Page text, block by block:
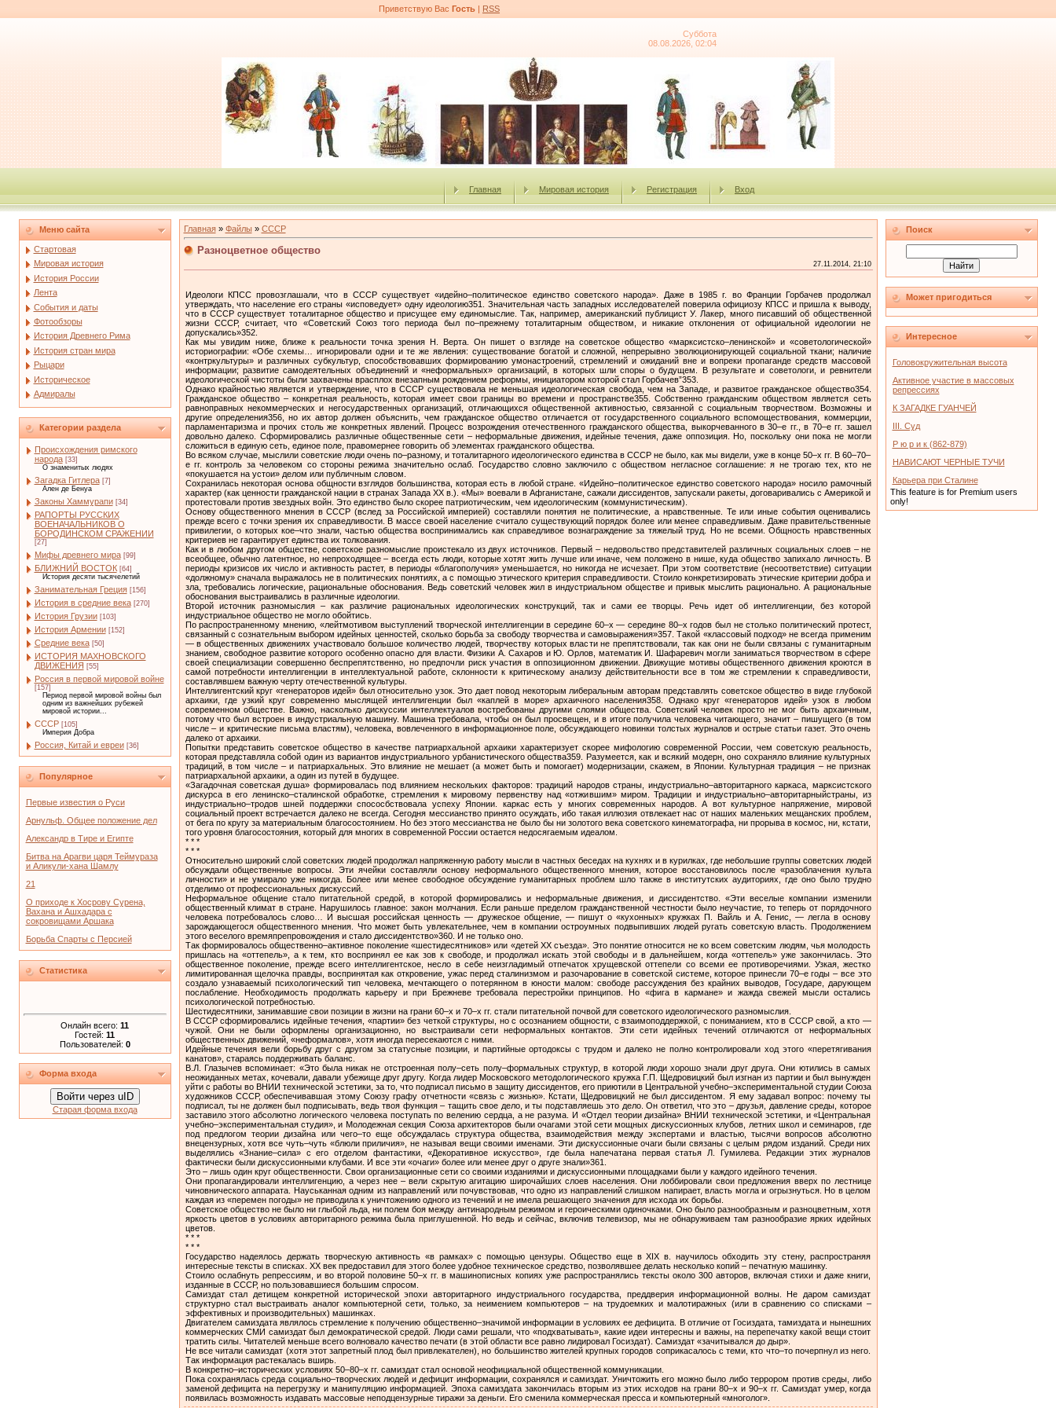
Приветствую Вас Гость | RSS
Суббота
08.08.2026, 02:04
Главная Мировая история Регистрация Вход
Меню сайта
Стартовая
Мировая история
История России
Лента
События и даты
Фотообзоры
История Древнего Рима
История стран мира
Рыцари
Историческое
Адмиралы
Категории раздела
Происхождения римского
народа [33]
О знаменитых людях
Загадка Гитлера [7]
Ален де Бенуа
Законы Хаммурапи [34]
РАПОРТЫ РУССКИХ
ВОЕНАЧАЛЬНИКОВ О
БОРОДИНСКОМ СРАЖЕНИИ
[27]
Мифы древнего мира [99]
БЛИЖНИЙ ВОСТОК [64]
История десяти тысячелетий
Занимательная Греция [156]
История в средние века [270]
История Грузии [103]
История Армении [152]
Средние века [50]
ИСТОРИЯ МАХНОВСКОГО
ДВИЖЕНИЯ [55]
Россия в первой мировой войне
[157]
Период первой мировой войны был
одним из важнейших рубежей
мировой истории...
СССР [105]
Империя Добра
Россия, Китай и евреи [36]
Популярное
Первые известия о Руси
Арнульф. Общее положение дел
Александр в Тире и Египте
Битва на Арагви царя Теймураза
и Аликули-хана Шамлу
21
О приходе к Хосрову Сурена,
Вахана и Ашхадара с
сокровищами Аршака
Борьба Спарты с Персией
Статистика
Онлайн всего: 11
Гостей: 11
Пользователей: 0
Форма входа
Войти через uID
Старая форма входа
Главная» Файлы» СССР
Разноцветное общество
27.11.2014, 21:10
Идеологи КПСС провозглашали, что в СССР существует «идейно–политическое единство советского народа». Даже в 1985 г. во Франции Горбачев продолжал
утверждать, что население его страны «исповедует» одну идеологию351. Значительная часть западных исследователей поверила официозу КПСС и пришла к выводу,
что в СССР существует тоталитарное общество и присущее ему единомыслие. Так, например, американский публицист У. Лакер, много писавший об общественной
жизни СССР, считает, что «Советский Союз того периода был по–прежнему тоталитарным обществом, и никакие отклонения от официальной идеологии не
допускались»352.
Как мы увидим ниже, ближе к реальности точка зрения Н. Верта. Он пишет о взгляде на советское общество «марксистско–ленинской» и «советологической»
историографии: «Обе схемы… игнорировали одни и те же явления: существование богатой и сложной, непрерывно эволюционирующей социальной ткани; наличие
«контркультуры» и различных субкультур, способствовавших формированию умонастроений, стремлений и ожиданий вне и вопреки пропаганде средств массовой
информации; развитие самодеятельных объединений и «неформальных» организаций, в которых шли споры о будущем. В результате и советологи, и ревнители
идеологической чистоты были захвачены врасплох внезапным рождением реформы, инициатором которой стал Горбачев”353.
Однако крайностью является и утверждение, что в СССР существовала не меньшая идеологическая свобода, чем на Западе, и развитое гражданское общество354.
Гражданское общество – конкретная реальность, которая имеет свои границы во времени и пространстве355. Собственно гражданским обществом является сеть
равноправных некоммерческих и негосударственных организаций, отличающихся общественной активностью, связанной с социальным творчеством. Возможны и
другие определения356, но их автор должен объяснить, чем гражданское общество отличается от государственного социального вспомоществования, коммерции,
парламентаризма и прочих столь же конкретных явлений. Процесс возрождения отечественного гражданского общества, выкорчеванного в 30–е гг., в 70–е гг. зашел
довольно далеко. Сформировались различные общественные сети – неформальные движения, идейные течения, даже оппозиция. Но, поскольку они пока не могли
сложиться в единую сеть, единое поле, правомернее говорить об элементах гражданского общества.
Во всяком случае, мыслили советские люди очень по–разному, и тоталитарного идеологического единства в СССР не было, как мы видели, уже в конце 50–х гг. В 60–70–
е гг. контроль за человеком со стороны режима значительно ослаб. Государство словно заключило с обществом негласное соглашение: я не трогаю тех, кто не
«покушается на устои» делом или публичным словом.
Сохранилась некоторая основа общности взглядов большинства, которая есть в любой стране. «Идейно–политическое единство советского народа» носило рамочный
характер (как ценности гражданской нации в странах Запада ХХ в.). «Мы» воевали в Афганистане, сажали диссидентов, запускали ракеты, договаривались с Америкой и
протестовали против звездных войн. Это единство было скорее патриотическим, чем идеологическим (коммунистическим).
Основу общественного мнения в СССР (вслед за Российской империей) составляли понятия не политические, а нравственные. Те или иные события оценивались
прежде всего с точки зрения их справедливости. В массе своей население считало существующий порядок более или менее справедливым. Даже правительственные
привилегии, о которых кое–что знали, частью общества воспринимались как справедливое вознаграждение за тяжелый труд. Но не всеми. Общность нравственных
критериев не гарантирует единства их толкования.
Как и в любом другом обществе, советское разномыслие проистекало из двух источников. Первый – недовольство представителей различных социальных слоев – не
всеобщее, обычно латентное, но непроходящее – всегда есть люди, которые хотят жить лучше или иначе, чем положено в нише, куда общество запихало личность. В
периоды кризисов их число и активность растет, в периоды «благополучия» уменьшается, но никогда не исчезает. При этом соответствие (несоответствие) ситуации
«должному» сначала выражалось не в политических понятиях, а с помощью этического критерия справедливости. Стоило конкретизировать этические критерии добра и
зла, требовались логические, рациональные обоснования. Ведь советский человек жил в индустриальном обществе и привык мыслить рационально. А рациональные
обоснования выстраивались в различные идеологии.
Второй источник разномыслия – как различие рациональных идеологических конструкций, так и сами ее творцы. Речь идет об интеллигенции, без которой
индустриальное общество не могло обойтись.
По распространенному мнению, «лейтмотивом выступлений творческой интеллигенции в середине 60–х — середине 80–х годов был не столько политический протест,
связанный с сознательным выбором идейных ценностей, сколько борьба за свободу творчества и самовыражения»357. Такой «классовый подход» не всегда применим
— в общественных движениях участвовало большое количество людей, творчеству которых власти не препятствовали, так как они не были связаны с гуманитарным
знанием, свободное развитие которого особенно опасно для власти. Физики А. Сахаров и Ю. Орлов, математик И. Шафаревич могли заниматься творчеством в сфере
своей специализации совершенно беспрепятственно, но предпочли риск участия в оппозиционном движении. Движущие мотивы общественного движения кроются в
самой потребности интеллигенции в интеллектуальной работе, склонности к критическому анализу действительности все в том же стремлении к справедливости,
составлявшем важную черту отечественной культуры.
Интеллигентский круг «генераторов идей» был относительно узок. Это дает повод некоторым либеральным авторам представлять советское общество в виде глубокой
архаики, где узкий круг современно мыслящей интеллигенции был «каплей в море» архаичного населения358. Однако круг «генераторов идей» узок в любом
современном обществе. Важно, насколько дискуссии интеллектуалов востребованы другими слоями общества. Советский человек просто не мог быть архаичным,
потому что был встроен в индустриальную машину. Машина требовала, чтобы он был просвещен, и в итоге получила человека читающего, значит – пишущего (в том
числе – и критические письма властям), человека, вовлеченного в информационное поле, обсуждающего новинки толстых журналов и острые статьи газет. Это очень
далеко от архаики.
Попытки представить советское общество в качестве патриархальной архаики характеризует скорее мифологию современной России, чем советскую реальность,
которая представляла собой один из вариантов индустриального урбанистического общества359. Разумеется, как и всякий модерн, оно сохраняло влияние культурных
традиций, в том числе – и патриархальных. Это влияние не мешает (а может быть и помогает) модернизации, скажем, в Японии. Культурная традиция – не признак
патриархальной архаики, а один из путей в будущее.
«Загадочная советская душа» формировалась под влиянием нескольких факторов: традиций народов страны, индустриально–авторитарного каркаса, марксистского
дискурса в его ленинско–сталинской обработке, стремления к мировому первенству над «отжившим» миром. Традиции и индустриально–авторитарныйстраны, из
индустриально–тродов шней поддержки спососбствовала успеху Японии. каркас есть у многих современных народов. А вот культурное напряжение, мировой
социальный проект встречается далеко не всегда. Сегодня мессианство принято осуждать, ибо такая иллюзия отвлекает нас от наших маленьких мещанских проблем,
от бега по кругу за материальным благосостоянием. Но без этого мессианства не было бы ни золотого века советского кинематографа, ни прорыва в космос, ни, кстати,
того уровня благосостояния, который для многих в современной России остается недосягаемым идеалом.
* * *
* * *
Относительно широкий слой советских людей продолжал напряженную работу мысли в частных беседах на кухнях и в курилках, где небольшие группы советских людей
обсуждали общественные вопросы. Эти ячейки составляли основу неформального общественного мнения, которое восстановилось после «разоблачения культа
личности» и не умирало уже никогда. Более или менее свободное обсуждение гуманитарных проблем шло также в институтских аудиториях, где оно было трудно
отделимо от профессиональных дискуссий.
Неформальное общение стало питательной средой, в которой формировались и неформальные движения, и диссидентство. «Эти веселые компании изменили
общественный климат в стране. Нарушилось главное: закон молчания. Если раньше пределом гражданственной честности было неучастие, то теперь от порядочного
человека потребовалось слово… И высшая российская ценность — дружеское общение, — пишут о «кухонных» кружках П. Вайль и А. Генис, — легла в основу
зарождающегося общественного мнения. Что может быть увлекательнее, чем в компании остроумных подвыпивших людей ругать советскую власть. Продолжением
этого веселого времяпрепровождения и стало диссидентство»360. И не только оно.
Так формировалось общественно–активное поколение «шестидесятников» или «детей ХХ съезда». Это понятие относится не ко всем советским людям, чья молодость
пришлась на «оттепель», а к тем, кто воспринял ее как зов к свободе, и продолжал искать этой свободы и в дальнейшем, когда «оттепель» уже закончилась. Это
общественное поколение, прежде всего интеллигентское, несло в себе неизгладимый отпечаток хрущевской оттепели со всеми ее противоречиями. Узкая, жестко
лимитированная щелочка правды, воспринятая как откровение, ужас перед сталинизмом и разочарование в советской системе, которое принесли 70–е годы – все это
создало узнаваемый психологический тип человека, мечтающего о потерянном в юности малом: свободе рассуждения без крайних выводов, Государе, дарующем
послабление. Необходимость продолжать карьеру и при Брежневе требовала перестройки принципов. Но «фига в кармане» и жажда свежей мысли остались
психологической потребностью.
Шестидесятники, занимавшие свои позиции в жизни на грани 60–х и 70–х гг. стали питательной почвой для советского идеологического разномыслия.
В СССР сформировались идейные течения, «партии» без четкой структуры, но с осознанием общности, с взаимоподдержкой, с пониманием, кто в СССР свой, а кто —
чужой. Они не были оформлены организационно, но выстраивали сети неформальных контактов. Эти сети идейных течений отличаются от неформальных
общественных движений, «неформалов», хотя иногда пересекаются с ними.
Идейные течения вели борьбу друг с другом за статусные позиции, и партийные ортодоксы с трудом и далеко не полно контролировали ход этого «перетягивания
канатов», стараясь поддерживать баланс.
В.Л. Глазычев вспоминает: «Это была никак не отстроенная полу–сеть полу–формальных структур, в которой люди хорошо знали друг друга. Они ютились в самых
неожиданных метах, кочевали, давали убежище друг другу. Когда лидер Московского методологического кружка Г.П. Щедровицкий был изгнан из партии и был вынужден
уйти с работы во ВНИИ технической эстетики, за то, что подписал письмо в защиту диссидентов, его приютили в Центральной учебно–экспериментальной студии Союза
художников СССР, обеспечивавшая этому Союзу графу отчетности «связь с жизнью». Кстати, Щедровицкий не был диссидентом. Я ему задавал вопрос: почему ты
подписал, ты не должен был подписывать, ведь твоя функция – тащить свое дело, и ты подставляешь это дело. Он ответил, что это – друзья, давление среды, которое
заставило этого абсолютно логического человека поступать по велению сердца, а не разума. И «Отдел теории дизайна» ВНИИ технической эстетики, и «Центральная
учебно–экспериментальная студия», и Молодежная секция Союза архитекторов были очагами этой сети мощных дискуссионных клубов, летних школ и семинаров, где
под предлогом теории дизайна или чего–то еще обсуждалась структура общества, взаимодействия между экспертами и властью, тысячи вопросов абсолютно
внецензурных, хотя все чуть–чуть «блюли приличия», не называя вещи своими именами. Эти дискуссионные очаги были связаны с целым рядом изданий. Среди них
выделялись «Знание–сила» с его отделом фантастики, «Декоративное искусство», где была напечатана первая статья Л. Гумилева. Редакции этих журналов
фактически были дискуссионными клубами. И все эти «очаги» более или менее друг о друге знали»361.
Это – лишь один круг общественности. Свои организационные сети со своими изданиями и дискуссионными площадками были у каждого идейного течения.
Они пропагандировали интеллигенцию, а через нее – вели скрытую агитацию широчайших слоев населения. Они лоббировали свои предложения вверх по лестнице
чиновнического аппарата. Науськанная одним из направлений или почувствовав, что одно из направлений слишком напирает, власть могла и огрызнуться. Но в целом
каждая из «перемен погоды» не приводила к уничтожению одного из течений и не имела решающего значения для исхода их борьбы.
Советское общество не было ни глыбой льда, ни полем боя между антинародным режимом и героическими одиночками. Оно было разнообразным и разноцветным, хотя
яркость цветов в условиях авторитарного режима была приглушенной. Но ведь и сейчас, включив телевизор, мы не обнаруживаем там разнообразие ярких идейных
цветов.
* * *
* * *
Государство надеялось держать творческую активность «в рамках» с помощью цензуры. Общество еще в XIX в. научилось обходить эту стену, распространяя
интересные тексты в списках. ХХ век предоставил для этого более удобное техническое средство, позволявшее делать несколько копий – печатную машинку.
Стоило ослабнуть репрессиям, и во второй половине 50–х гг. в машинописных копиях уже распространялись тексты около 300 авторов, включая стихи и даже книги,
изданные в СССР, но пользовавшиеся большим спросом.
Самиздат стал детищем конкретной исторической эпохи авторитарного индустриального государства, преддверия информационной волны. Не даром самиздат
структурно стал выстраивать аналог компьютерной сети, только, за неимением компьютеров – на трудоемких и малотиражных (или в сравнению со списками –
эффективных и производительных) машинках.
Двигателем самиздата являлось стремление к получению общественно–значимой информации в условиях ее дефицита. В отличие от Госиздата, тамиздата и нынешних
коммерческих СМИ самиздат был демократической средой. Люди сами решали, что «подхватывать», какие идеи интересны и важны, на перепечатку какой вещи стоит
тратить силы. Читателей меньше всего волновало качество печати (в этой области все равно лидировал Госиздат). Самиздат «зачитывался до дыр».
Не все читали самиздат (хотя этот запретный плод был привлекателен), но большинство жителей крупных городов соприкасалось с теми, кто что–то почерпнул из него.
Так информация растекалась вширь.
В конкретно–исторических условиях 50–80–х гг. самиздат стал основой неофициальной общественной коммуникации.
Пока сохранялась среда социально–творческих людей и дефицит информации, сохранялся и самиздат. Уничтожить его можно было либо террором против среды, либо
заменой дефицита на перегрузку и манипуляцию информацией. Эпоха самиздата закончилась вторым из этих исходов на грани 80–х и 90–х гг. Самиздат умер, когда
появилась возможность издавать массовые неподцензурные тиражи за деньги. Его сменила коммерческая пресса и компьютерный «многолог».
Поиск
Может пригодиться
Интересное
Головокружительная высота
Активное участие в массовых
репрессиях
К ЗАГАДКЕ ГУАНЧЕЙ
III. Суд
Р ю р и к (862-879)
НАВИСАЮТ ЧЕРНЫЕ ТУЧИ
Карьера при Сталине
This feature is for Premium users
only!